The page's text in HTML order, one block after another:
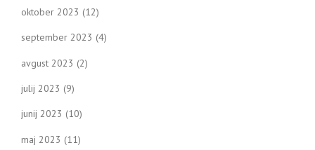
oktober 2023 (12)
september 2023 (4)
avgust 2023 (2)
julij 2023 (9)
junij 2023 (10)
maj 2023 (11)